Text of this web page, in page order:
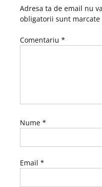
Adresa ta de email nu
obligatorii sunt marcate
Comentariu *
Nume *
Email *